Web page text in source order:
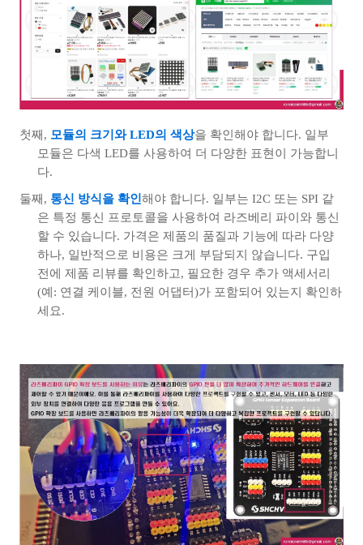
첫째, 모듈의 크기와 LED의 색상을 확인해야 합니다. 일부
모듈은 다색 LED를 사용하여 더 다양한 표현이 가능합니
다.
둘째, 통신 방식을 확인해야 합니다. 일부는 I2C 또는 SPI 같
은 특정 통신 프로토콜을 사용하여 라즈베리 파이와 통신
할 수 있습니다. 가격은 제품의 품질과 기능에 따라 다양
하나, 일반적으로 비용은 크게 부담되지 않습니다. 구입
전에 제품 리뷰를 확인하고, 필요한 경우 추가 액세서리
(예: 연결 케이블, 전원 어댑터)가 포함되어 있는지 확인하
세요.